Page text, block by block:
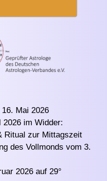
Mai 2026
2026 im Widder:
Ritual zur Mittagszeit
des Vollmonds vom 3.
2026 auf 29°